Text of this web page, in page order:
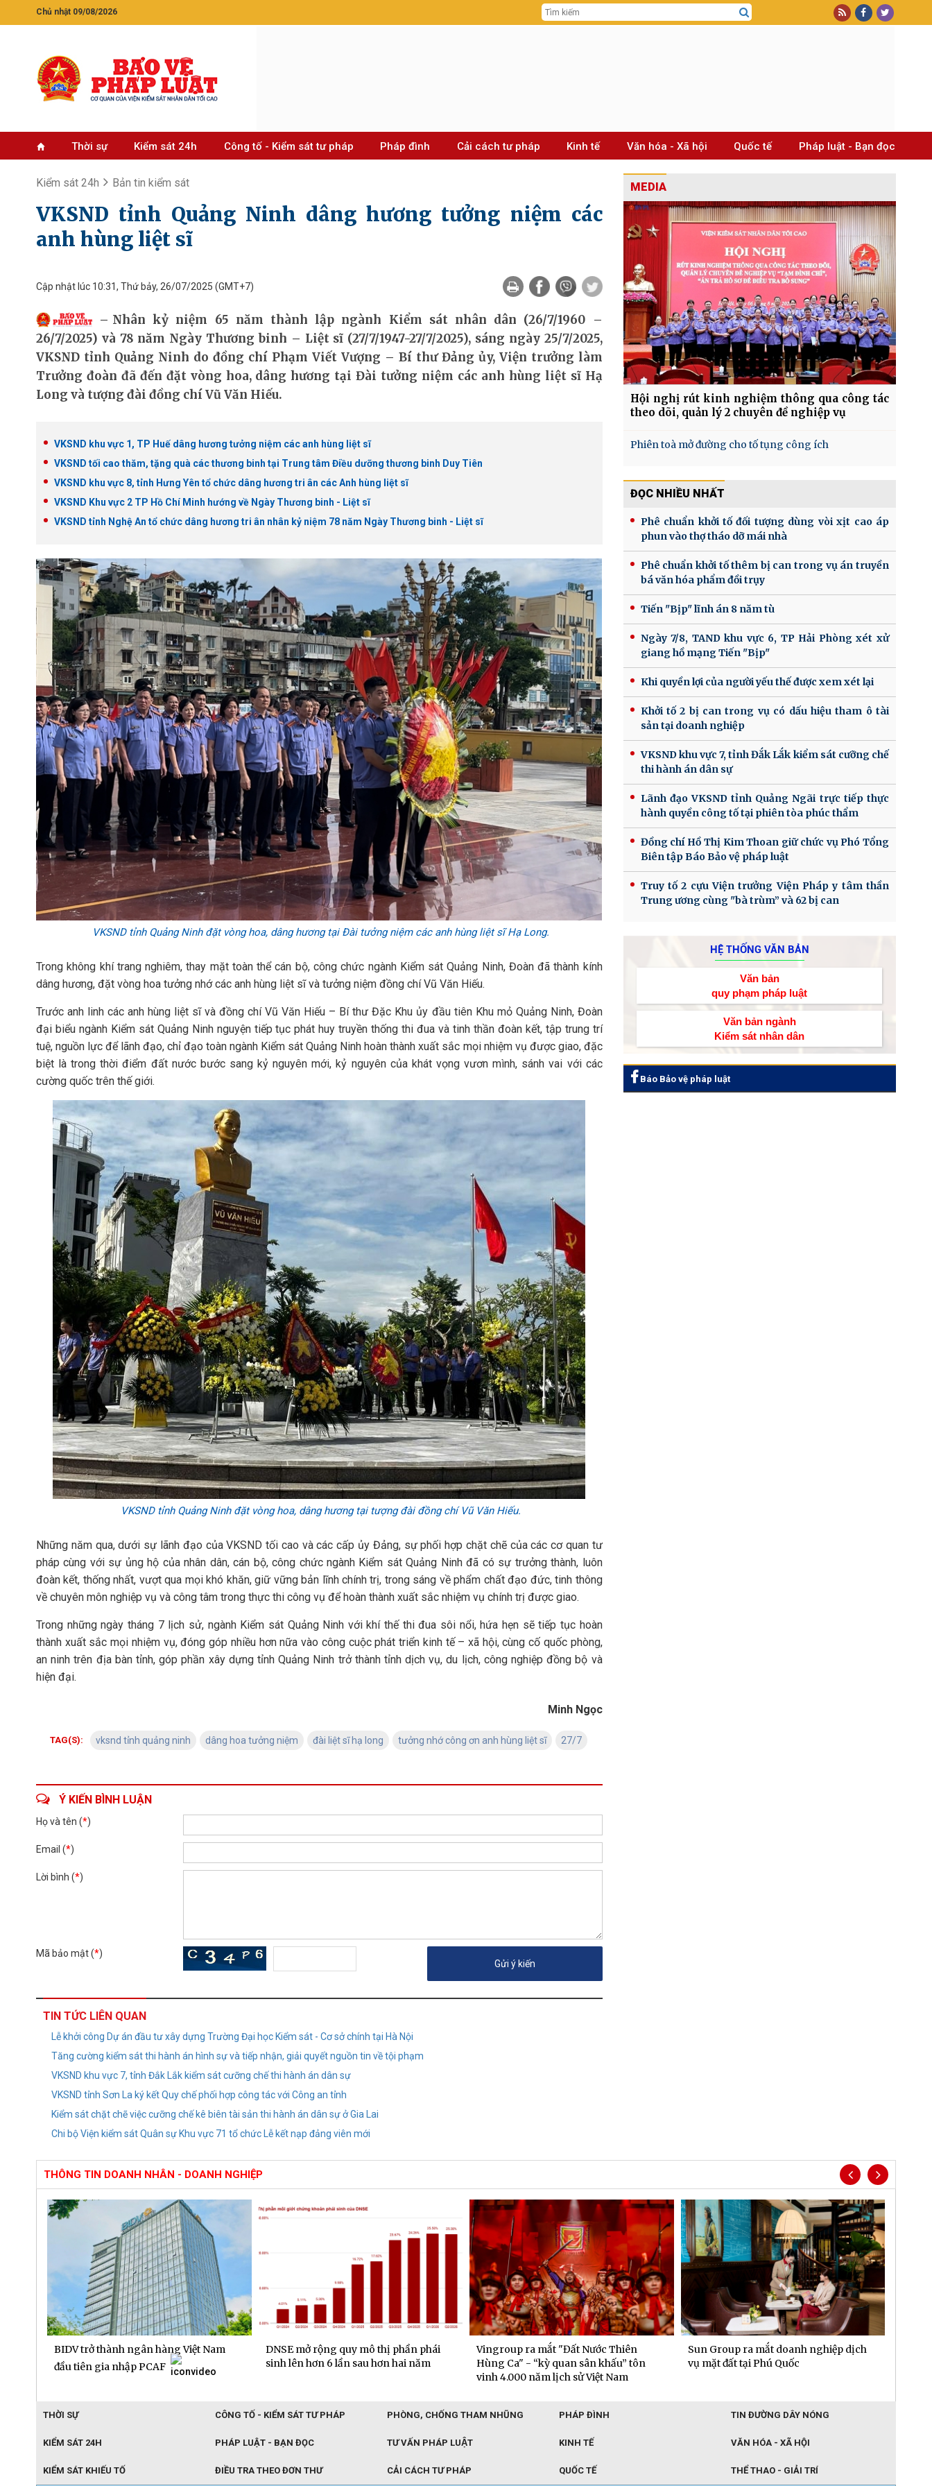
Chủ nhật 09/08/2026
Thời sự Kiểm sát 24h Công tố - Kiểm sát tư pháp Pháp đình Cải cách tư pháp Kinh tế Văn hóa - Xã hội Quốc tế Pháp luật - Bạn đọc
Kiểm sát 24h Bản tin kiểm sát
VKSND tỉnh Quảng Ninh dâng hương tưởng niệm các
anh hùng liệt sĩ
Cập nhật lúc 10:31, Thứ bảy, 26/07/2025 (GMT+7)
Nhân kỷ niệm 65 năm thành lập ngành Kiểm sát nhân dân (26/7/1960 –
26/7/2025) và 78 năm Ngày Thương binh – Liệt sĩ (27/7/1947-27/7/2025), sáng ngày 25/7/2025,
VKSND tỉnh Quảng Ninh do đồng chí Phạm Viết Vượng – Bí thư Đảng ủy, Viện trưởng làm
Trưởng đoàn đã đến đặt vòng hoa, dâng hương tại Đài tưởng niệm các anh hùng liệt sĩ Hạ
Long và tượng đài đồng chí Vũ Văn Hiếu.
VKSND khu vực 1, TP Huế dâng hương tưởng niệm các anh hùng liệt sĩ
VKSND tối cao thăm, tặng quà các thương binh tại Trung tâm Điều dưỡng thương binh Duy Tiên
VKSND khu vực 8, tỉnh Hưng Yên tổ chức dâng hương tri ân các Anh hùng liệt sĩ
VKSND Khu vực 2 TP Hồ Chí Minh hướng về Ngày Thương binh - Liệt sĩ
VKSND tỉnh Nghệ An tổ chức dâng hương tri ân nhân kỷ niệm 78 năm Ngày Thương binh - Liệt sĩ
VKSND tỉnh Quảng Ninh đặt vòng hoa, dâng hương tại Đài tưởng niệm các anh hùng liệt sĩ Hạ Long.
Trong không khí trang nghiêm, thay mặt toàn thể cán bộ, công chức ngành Kiểm sát Quảng Ninh, Đoàn đã thành kính
dâng hương, đặt vòng hoa tưởng nhớ các anh hùng liệt sĩ và tưởng niệm đồng chí Vũ Văn Hiếu.
Trước anh linh các anh hùng liệt sĩ và đồng chí Vũ Văn Hiếu – Bí thư Đặc Khu ủy đầu tiên Khu mỏ Quảng Ninh, Đoàn
đại biểu ngành Kiểm sát Quảng Ninh nguyện tiếp tục phát huy truyền thống thi đua và tinh thần đoàn kết, tập trung trí
tuệ, nguồn lực để lãnh đạo, chỉ đạo toàn ngành Kiểm sát Quảng Ninh hoàn thành xuất sắc mọi nhiệm vụ được giao, đặc
biệt là trong thời điểm đất nước bước sang kỷ nguyên mới, kỷ nguyên của khát vọng vươn mình, sánh vai với các
cường quốc trên thế giới.
VKSND tỉnh Quảng Ninh đặt vòng hoa, dâng hương tại tượng đài đồng chí Vũ Văn Hiếu.
Những năm qua, dưới sự lãnh đạo của VKSND tối cao và các cấp ủy Đảng, sự phối hợp chặt chẽ của các cơ quan tư
pháp cùng với sự ủng hộ của nhân dân, cán bộ, công chức ngành Kiểm sát Quảng Ninh đã có sự trưởng thành, luôn
đoàn kết, thống nhất, vượt qua mọi khó khăn, giữ vững bản lĩnh chính trị, trong sáng về phẩm chất đạo đức, tinh thông
về chuyên môn nghiệp vụ và công tâm trong thực thi công vụ để hoàn thành xuất sắc nhiệm vụ chính trị được giao.
Trong những ngày tháng 7 lịch sử, ngành Kiểm sát Quảng Ninh với khí thế thi đua sôi nổi, hứa hẹn sẽ tiếp tục hoàn
thành xuất sắc mọi nhiệm vụ, đóng góp nhiều hơn nữa vào công cuộc phát triển kinh tế – xã hội, cùng cố quốc phòng,
an ninh trên địa bàn tỉnh, góp phần xây dựng tỉnh Quảng Ninh trở thành tỉnh dịch vụ, du lịch, công nghiệp đồng bộ và
hiện đại.
Minh Ngọc
TAG(S): vksnd tỉnh quảng ninh dâng hoa tưởng niệm đài liệt sĩ hạ long tưởng nhớ công ơn anh hùng liệt sĩ 27/7
Ý KIẾN BÌNH LUẬN
Họ và tên (*)
Email (*)
Lời bình (*)
Mã bảo mật (*)
TIN TỨC LIÊN QUAN
Lễ khởi công Dự án đầu tư xây dựng Trường Đại học Kiểm sát - Cơ sở chính tại Hà Nội
Tăng cường kiểm sát thi hành án hình sự và tiếp nhận, giải quyết nguồn tin về tội phạm
VKSND khu vực 7, tỉnh Đắk Lắk kiểm sát cưỡng chế thi hành án dân sự
VKSND tỉnh Sơn La ký kết Quy chế phối hợp công tác với Công an tỉnh
Kiểm sát chặt chẽ việc cưỡng chế kê biên tài sản thi hành án dân sự ở Gia Lai
Chi bộ Viện kiểm sát Quân sự Khu vực 71 tổ chức Lễ kết nạp đảng viên mới
MEDIA
Hội nghị rút kinh nghiệm thông qua công tác
theo dõi, quản lý 2 chuyên đề nghiệp vụ
Phiên toà mở đường cho tố tụng công ích
ĐỌC NHIỀU NHẤT
Phê chuẩn khởi tố đối tượng dùng vòi xịt cao áp
phun vào thợ tháo dỡ mái nhà
Phê chuẩn khởi tố thêm bị can trong vụ án truyền
bá văn hóa phẩm đồi trụy
Tiến "Bịp" lĩnh án 8 năm tù
Ngày 7/8, TAND khu vực 6, TP Hải Phòng xét xử
giang hồ mạng Tiến "Bịp"
Khi quyền lợi của người yếu thế được xem xét lại
Khởi tố 2 bị can trong vụ có dấu hiệu tham ô tài
sản tại doanh nghiệp
VKSND khu vực 7, tỉnh Đắk Lắk kiểm sát cưỡng chế
thi hành án dân sự
Lãnh đạo VKSND tỉnh Quảng Ngãi trực tiếp thực
hành quyền công tố tại phiên tòa phúc thẩm
Đồng chí Hồ Thị Kim Thoan giữ chức vụ Phó Tổng
Biên tập Báo Bảo vệ pháp luật
Truy tố 2 cựu Viện trưởng Viện Pháp y tâm thần
Trung ương cùng "bà trùm” và 62 bị can
HỆ THỐNG VĂN BẢN
Văn bản
quy phạm pháp luật
Văn bản ngành
Kiểm sát nhân dân
Báo Bảo vệ pháp luật
THÔNG TIN DOANH NHÂN - DOANH NGHIỆP
BIDV trở thành ngân hàng Việt Nam
đầu tiên gia nhập PCAF
DNSE mở rộng quy mô thị phần phái
sinh lên hơn 6 lần sau hơn hai năm
Vingroup ra mắt "Đất Nước Thiên
Hùng Ca" - “kỳ quan sân khấu” tôn
vinh 4.000 năm lịch sử Việt Nam
Sun Group ra mắt doanh nghiệp dịch
vụ mặt đất tại Phú Quốc
THỜI SỰ CÔNG TỐ - KIỂM SÁT TƯ PHÁP PHÒNG, CHỐNG THAM NHŨNG PHÁP ĐÌNH TIN ĐƯỜNG DÂY NÓNG
KIỂM SÁT 24H PHÁP LUẬT - BẠN ĐỌC TƯ VẤN PHÁP LUẬT KINH TẾ VĂN HÓA - XÃ HỘI
KIỂM SÁT KHIẾU TỐ ĐIỀU TRA THEO ĐƠN THƯ CẢI CÁCH TƯ PHÁP QUỐC TẾ THỂ THAO - GIẢI TRÍ